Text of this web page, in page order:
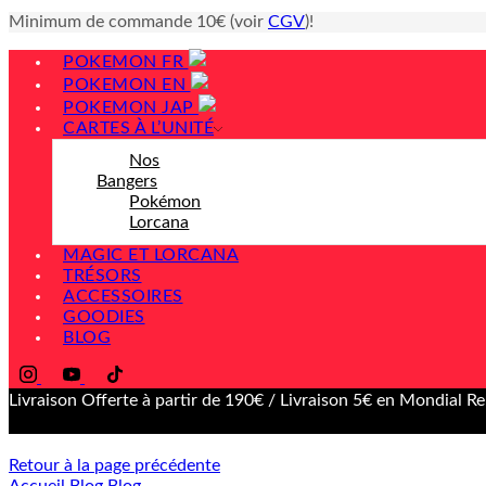
Minimum de commande 10€ (voir CGV)!
POKEMON FR
POKEMON EN
POKEMON JAP
CARTES À L’UNITÉ
Nos
Bangers
Pokémon
Lorcana
MAGIC ET LORCANA
TRÉSORS
ACCESSOIRES
GOODIES
BLOG
Livraison Offerte à partir de 190€ / Livraison 5€ en Mondial
Retour à la page précédente